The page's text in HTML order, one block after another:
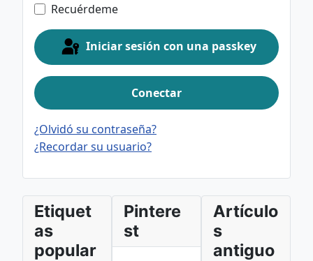
Recuérdeme
Iniciar sesión con una passkey
Conectar
¿Olvidó su contraseña?
¿Recordar su usuario?
Etiquet
as
popular
Pintere
st
Artículo
s
antiguo